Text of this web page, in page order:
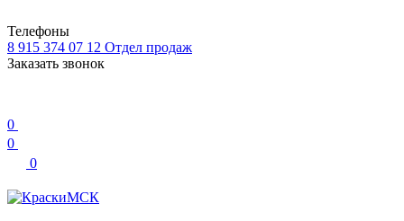
Телефоны
8 915 374 07 12 Отдел продаж
Заказать звонок
0
0
0